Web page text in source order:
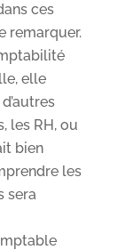
ces
remarquer.
elle
les RH, ou
bien
les
sera